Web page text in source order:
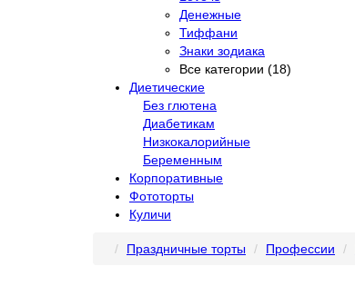
Денежные
Тиффани
Знаки зодиака
Все категории (18)
Диетические
Без глютена
Диабетикам
Низкокалорийные
Беременным
Корпоративные
Фототорты
Куличи
Праздничные торты Профессии